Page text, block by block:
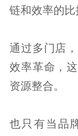
链和效率的比
通过多门店
效率革命，
资源整合。
也只有当品